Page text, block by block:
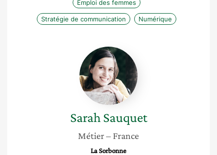
Emploi des femmes
Stratégie de communication Numérique
Sarah
Sauquet
Sarah Sauquet
Métier– France
La Sorbonne